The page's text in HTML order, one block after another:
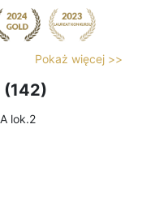
Pokaż więcej >>
(142)
lok.2